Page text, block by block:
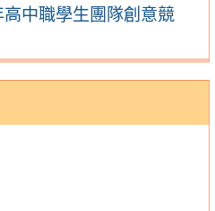
中職學生團隊創意競